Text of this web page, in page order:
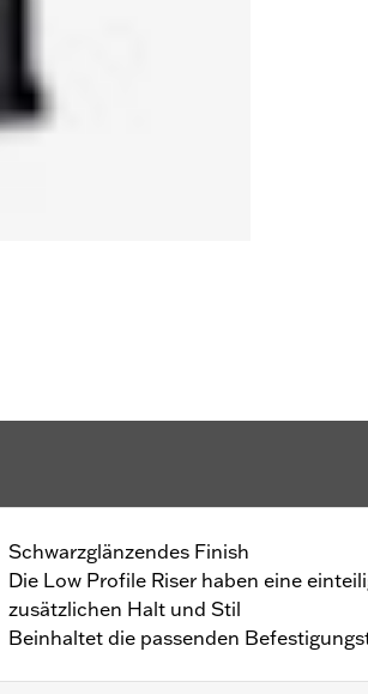
Schwarzglänzendes Finish
Die Low Profile Riser haben eine
zusätzlichen Halt und Stil
Beinhaltet die passenden